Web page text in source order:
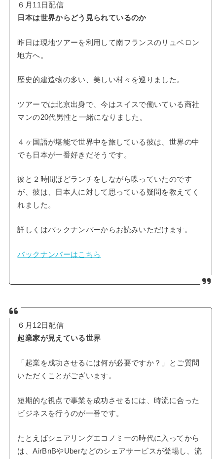
６月11日配信
日本は世界からどう見られているのか
昨日は現地ツアーを利用して南フランスのリュベロン
地方へ。
歴史的建造物の多い、美しい村々を巡りました。
ツアーでは北京出身で、今はスイスで働いている商社
マンの20代男性と一緒になりました。
４ヶ国語が堪能で世界中を旅している彼は、世界の中
でも日本が一番好きだそうです。
彼と２時間ほどランチをしながら喋っていたのです
が、彼は、日本人に対して思っている疑問を教えてく
れました。
詳しくはバックナンバーからお読みいただけます。
バックナンバーはこちら
６月12日配信
起業家が見えている世界
「起業を成功させるには何が必要ですか？」とご質問
いただくことがございます。
短期的な視点で事業を成功させるには、時流に合った
ビジネスを行うのが一番です。
たとえばシェアリングエコノミーの時代に入ってから
は、AirBnBやUberなどのシェアサービスが登場し、流